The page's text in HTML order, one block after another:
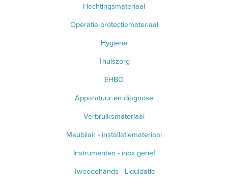
Hechtingsmateriaal
Operatie-protectiemateriaal
Hygiene
Thuiszorg
EHBO
Apparatuur en diagnose
Verbruiksmateriaal
Meubilair - installatiemateriaal
Instrumenten - inox gerief
Tweedehands - Liquidatie